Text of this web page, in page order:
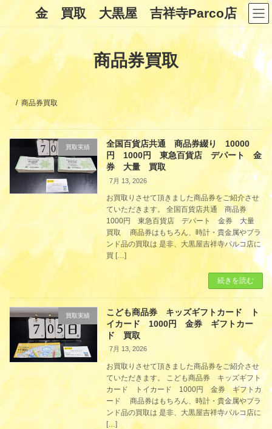
ン
キ
ッ
ー
に
移
金 買取 大黒屋 吉祥寺Parco店
商品券買取
商品券買取
買取実績
全国百貨店共通 商品券綴り 10000
円 1000円 東急百貨店 デパート 金
券 大量 買取
7月 13, 2026
お買取りさせて頂きました商品券をご紹介させ
ていただきます。 全国百貨店共通 商品券
1000円 東急百貨店 デパート 金券 大量
買取 商品券はもちろん、時計・貴金属やブラ
ンド品の買取は 是非、大黒屋吉祥寺パルコ店に
買 […]
続きを読む
買取実績
こども商品券 キッズギフトカード ト
イカード 1000円 金券 ギフトカー
ド 買取
7月 13, 2026
お買取りさせて頂きました商品券をご紹介させ
ていただきます。 こども商品券 キッズギフト
カード トイカード 1000円 金券 ギフトカ
ード 商品券はもちろん、時計・貴金属やブラ
ンド品の買取は 是非、大黒屋吉祥寺パルコ店に
[…]